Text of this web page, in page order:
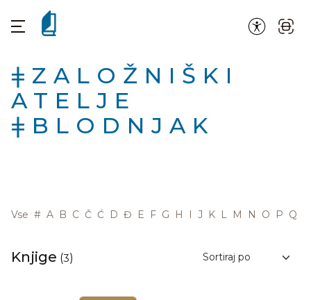
ǂZALOŽNIŠKI
ATELJE
ǂBLODNJAK
Vse # A B C Č Ć D Đ E F G H I J K L M N O P Q
Knjige (3)